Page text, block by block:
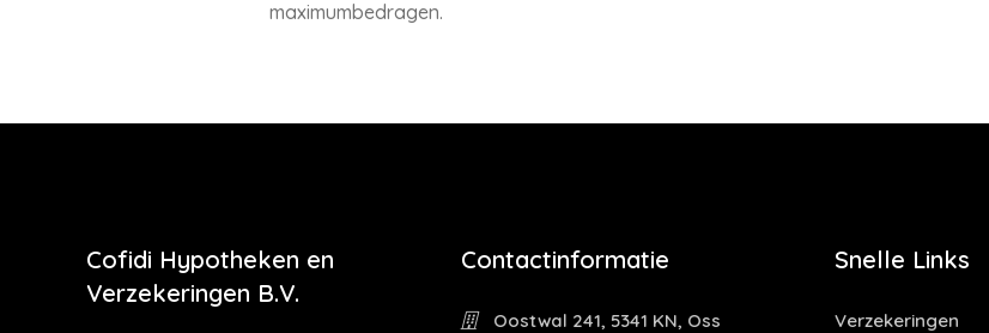
maximumbedragen.
Cofidi Hypotheken en
Verzekeringen B.V.
Contactinformatie
Oostwal 241, 5341 KN, Oss
Snelle Links
Verzekeringen